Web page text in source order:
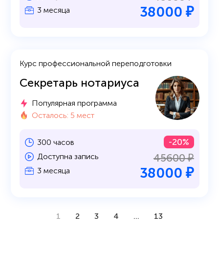
3 месяца
38000 ₽
Курс профессиональной переподготовки
Секретарь нотариуса
Популярная программа
Осталось: 5 мест
300 часов
Доступна запись
3 месяца
-20%
45600 ₽
38000 ₽
1 2 3 4 ... 13